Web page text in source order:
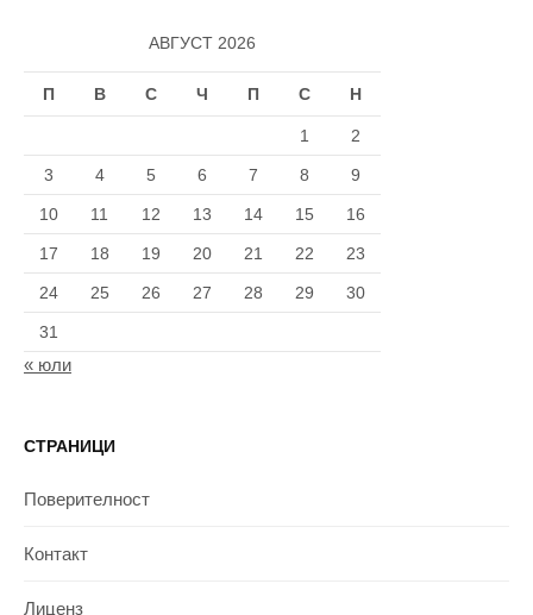
АВГУСТ 2026
П В С Ч П С Н
1 2
3 4 5 6 7 8 9
10 11 12 13 14 15 16
17 18 19 20 21 22 23
24 25 26 27 28 29 30
31
« юли
СТРАНИЦИ
Поверителност
Контакт
Лиценз